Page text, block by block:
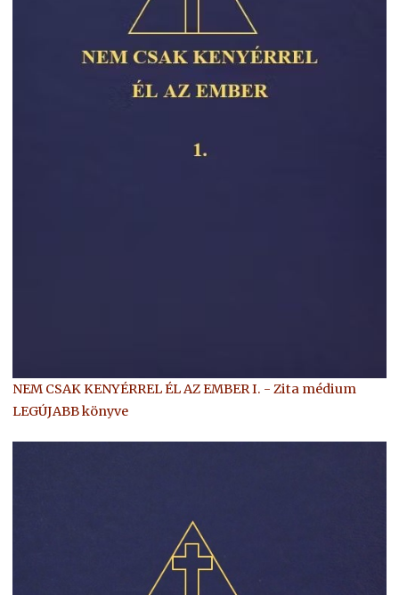
NEM CSAK KENYÉRREL ÉL AZ EMBER I. - Zita médium
LEGÚJABB könyve